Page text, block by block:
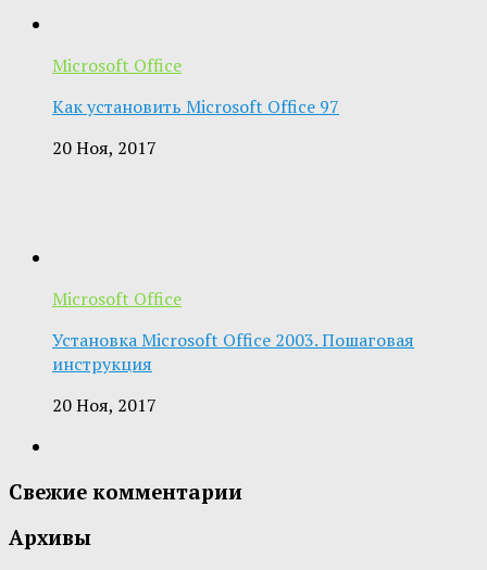
Microsoft Office
Как установить Microsoft Office 97
20 Ноя, 2017
Microsoft Office
Установка Microsoft Office 2003. Пошаговая
инструкция
20 Ноя, 2017
Свежие комментарии
Архивы